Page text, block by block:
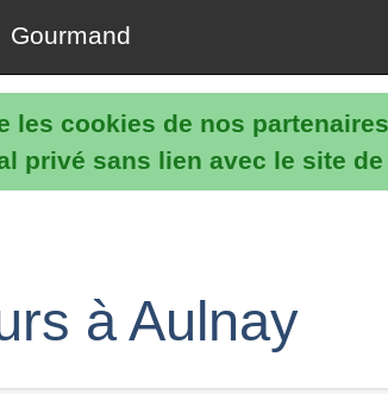
les cookies de nos
privé sans lien avec le site
Gourmand
à Aulnay